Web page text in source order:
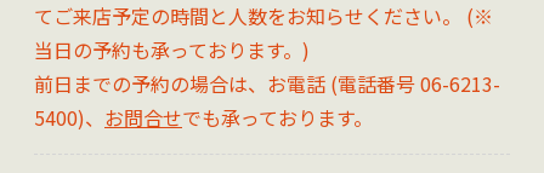
てご来店予定の時間と人数をお知らせください。 (※
当日の予約も承っております。)
前日までの予約の場合は、お電話 (電話番号 06-6213-
5400)、 お問合せでも承っております。